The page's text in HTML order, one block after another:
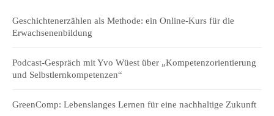
Geschichtenerzählen als Methode: ein Online-Kurs für die
Erwachsenenbildung
Podcast-Gespräch mit Yvo Wüest über „Kompetenzorientierung
und Selbstlernkompetenzen“
GreenComp: Lebenslanges Lernen für eine nachhaltige Zukunft